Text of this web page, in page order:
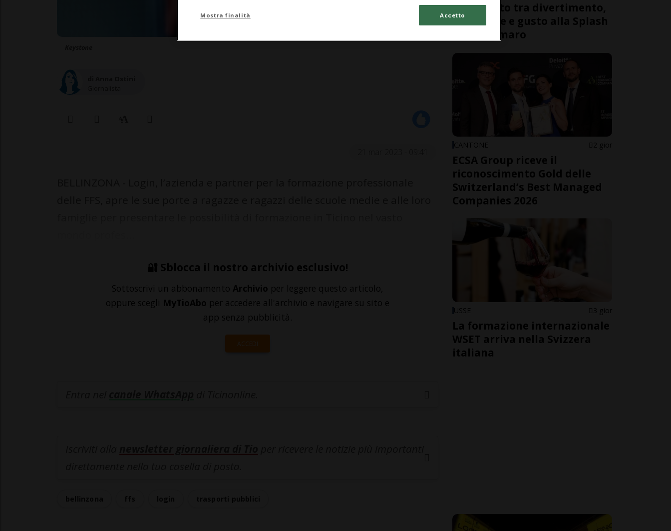
🔐 Sblocca il nostro archivio esclusivo!
Sottoscrivi un abbonamento Archivio per leggere questo articolo,
oppure scegli MyTioAbo per accedere all'archivio e navigare su sito e
app senza pubblicità.
ACCEDI
Ferragosto tra divertimento,
benessere e gusto alla Splash
& Spa Tamaro
CANTONE 2 gior
ECSA Group riceve il
riconoscimento Gold delle
Switzerland’s Best Managed
Companies 2026
USSE 3 gior
La formazione internazionale
WSET arriva nella Svizzera
italiana
Mostra finalità Accetto